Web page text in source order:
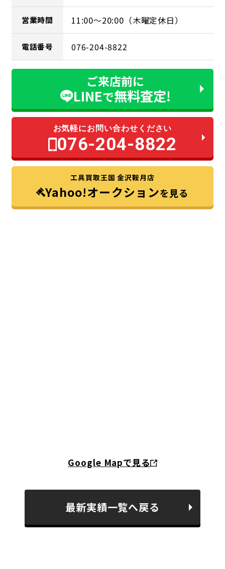
営業時間 11:00～20:00（木曜定休日）
電話番号 076-204-8822
ご来店前に
LINEで無料査定!
お気軽にお問い合わせください
076-204-8822
工具買取王国 金沢鞍月店
Yahoo!オークションを見る
Google Mapで見る
最新実績一覧へ戻る